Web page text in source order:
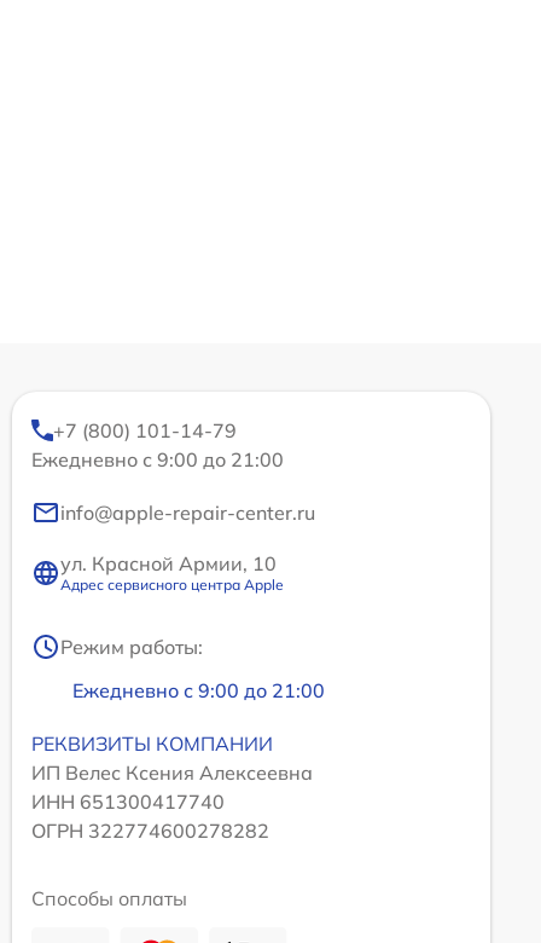
+7 (800) 101-14-79
Ежедневно с 9:00 до 21:00
info@apple-repair-center.ru
ул. Красной Армии, 10
Адрес сервисного центра Apple
Режим работы:
Ежедневно с 9:00 до 21:00
РЕКВИЗИТЫ КОМПАНИИ
ИП Велес Ксения Алексеевна
ИНН 651300417740
ОГРН 322774600278282
Способы оплаты